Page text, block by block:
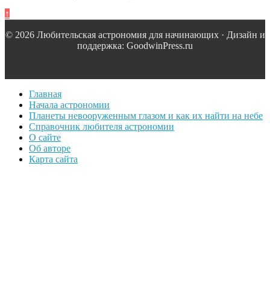
↑
© 2026 Любительская астрономия для начинающих · Дизайн и
поддержка: GoodwinPress.ru
Главная
Начала астрономии
Планеты невооруженным глазом и как их найти на небе
Справочник любителя астрономии
О сайте
Об авторе
Карта сайта